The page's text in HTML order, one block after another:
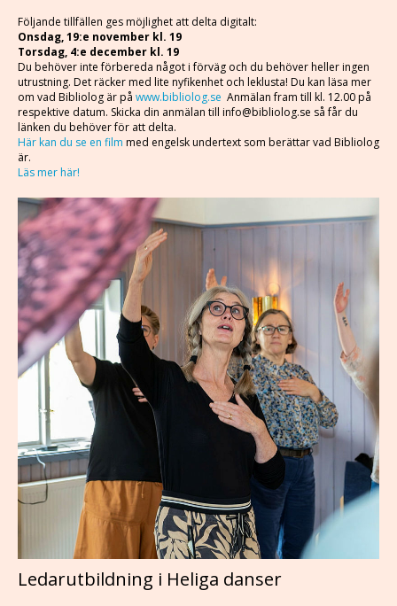
Följande tillfällen ges möjlighet att delta digitalt:
Onsdag, 19:e november kl. 19
Torsdag, 4:e december kl. 19
Du behöver inte förbereda något i förväg och du behöver heller ingen
utrustning. Det räcker med lite nyfikenhet och leklusta! Du kan läsa mer
om vad Bibliolog är på www.bibliolog.se Anmälan fram till kl. 12.00 på
respektive datum. Skicka din anmälan till info@bibliolog.se så får du
länken du behöver för att delta.
Här kan du se en film med engelsk undertext som berättar vad Bibliolog
är.
Läs mer här!
Ledarutbildning i Heliga danser